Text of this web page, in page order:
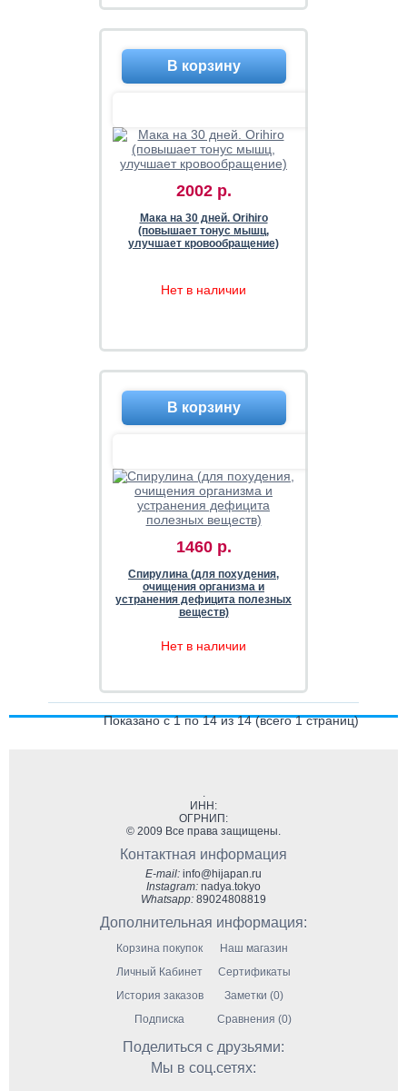
2002 р.
Мака на 30 дней. Orihiro
(повышает тонус мышц,
улучшает кровообращение)
Нет в наличии
1460 р.
Спирулина (для похудения,
очищения организма и
устранения дефицита полезных
веществ)
Нет в наличии
Показано с 1 по 14 из 14 (всего 1 страниц)
.
ИНН:
ОГРНИП:
© 2009 Все права защищены.
Контактная информация
E-mail: info@hijapan.ru
Instagram: nadya.tokyo
Whatsapp: 89024808819
Дополнительная информация:
Корзина покупок
Личный Кабинет
История заказов
Подписка
Наш магазин
Сертификаты
Заметки (0)
Сравнения (0)
Поделиться с друзьями:
Мы в соц.сетях: